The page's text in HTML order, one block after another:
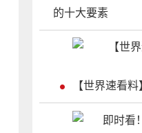
的十大要素
【世界速看